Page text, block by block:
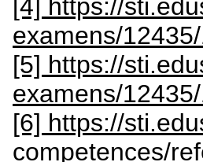
[4] https://
examens/
[5] https://
examens/
[6] https://
competences/